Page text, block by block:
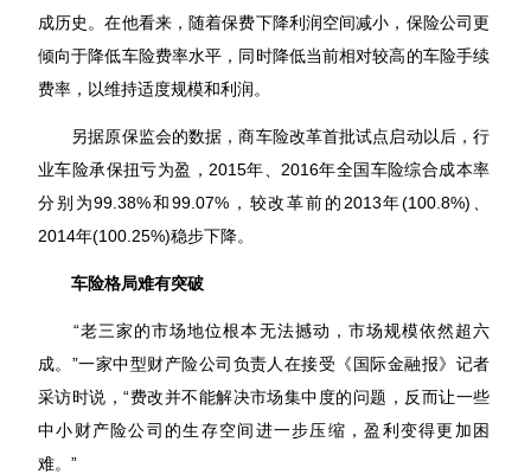
成历史。在他看来，随着保费下降利润空间减小，保险公司更
倾向于降低车险费率水平，同时降低当前相对较高的车险手续
费率，以维持适度规模和利润。
另据原保监会的数据，商车险改革首批试点启动以后，行
业车险承保扭亏为盈，2015年、2016年全国车险综合成本率
分别为99.38%和99.07%，较改革前的2013年(100.8%)、
2014年(100.25%)稳步下降。
车险格局难有突破
“老三家的市场地位根本无法撼动，市场规模依然超六
成。”一家中型财产险公司负责人在接受《国际金融报》记者
采访时说，“费改并不能解决市场集中度的问题，反而让一些
中小财产险公司的生存空间进一步压缩，盈利变得更加困
难。”